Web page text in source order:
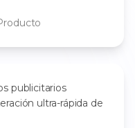
publicitarios
ultra-rápida de